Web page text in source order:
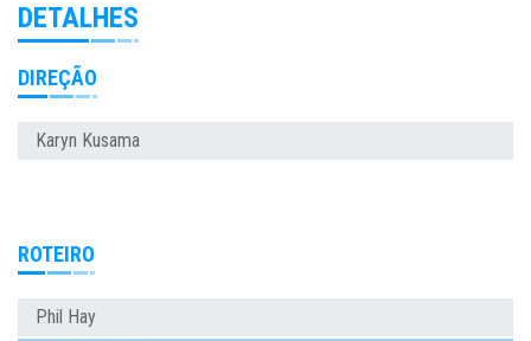
DETALHES
DIREÇÃO
Karyn Kusama
ROTEIRO
Phil Hay